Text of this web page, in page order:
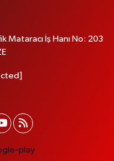
Mataracı İş Hanı No: 203